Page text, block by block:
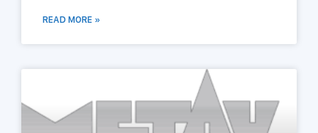
READ MORE »